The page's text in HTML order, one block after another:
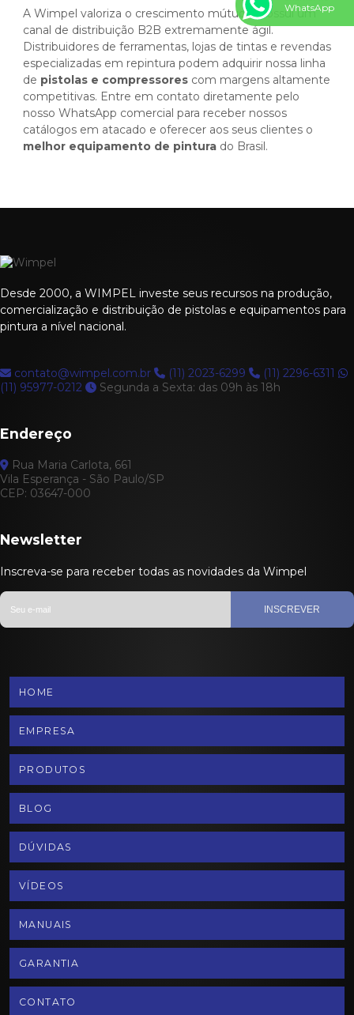
A Wimpel valoriza o crescimento mútuo e possui um
canal de distribuição B2B extremamente ágil.
Distribuidores de ferramentas, lojas de tintas e revendas
especializadas em repintura podem adquirir nossa linha
de pistolas e compressores com margens altamente
competitivas. Entre em contato diretamente pelo
nosso WhatsApp comercial para receber nossos
catálogos em atacado e oferecer aos seus clientes o
melhor equipamento de pintura do Brasil.
Desde 2000, a WIMPEL investe seus recursos na produção,
comercialização e distribuição de pistolas e equipamentos para
pintura a nível nacional.
contato@wimpel.com.br (11) 2023-6299
(11) 2296-6311
(11) 95977-0212
Segunda a Sexta: das 09h às 18h
Endereço
Rua Maria Carlota, 661
Vila Esperança - São Paulo/SP
CEP: 03647-000
Newsletter
Inscreva-se para receber todas as novidades da Wimpel
INSCREVER
HOME
EMPRESA
PRODUTOS
BLOG
DÚVIDAS
VÍDEOS
MANUAIS
GARANTIA
CONTATO
WhatsApp